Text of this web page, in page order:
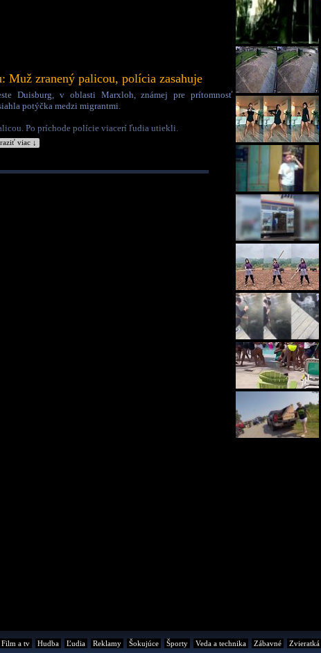
Muž zranený palicou, polícia zasahuje
Duisburg, v oblasti Marxloh, známej pre prítomnosť
potýčka medzi migrantmi.
Po príchode polície viacerí ľudia utiekli.
🇩🇪
zranenie hlavy marxloh kriminalita bitka mačeta
viac ↓
Film a tv Hudba Ľudia Reklamy Šokujúce Športy Veda a technika Zábavné Zvieratká